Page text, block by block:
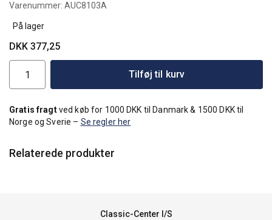
Varenummer: AUC8103A
På lager
DKK 377,25
Tilføj til kurv
Gratis fragtved køb for 1000 DKK til Danmark & 1500 DKK til
Norge og Sverie – Se regler her
Relaterede produkter
Classic-Center I/S